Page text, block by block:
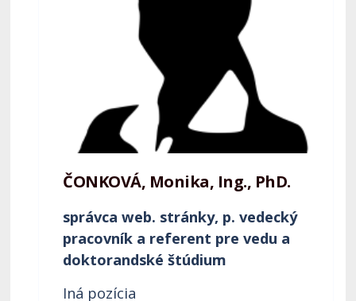
ČONKOVÁ, Monika, Ing., PhD.
správca web. stránky, p. vedecký
pracovník a referent pre vedu a
doktorandské štúdium
Iná pozícia